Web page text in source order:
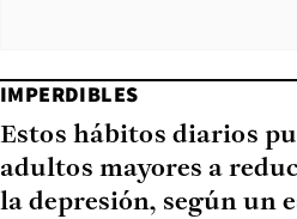
IMPERDIBLES
Estos hábitos diarios
adultos mayores a
la depresión, según un